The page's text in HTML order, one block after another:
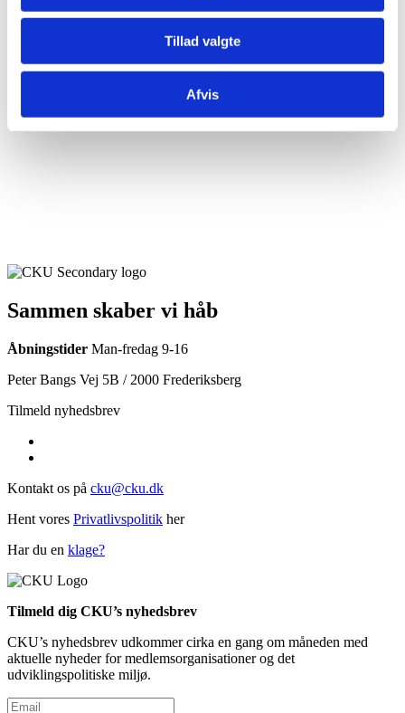
Tillad valgte
Afvis
Sammen skaber vi håb
Åbningstider Man-fredag 9-16
Peter Bangs Vej 5B / 2000 Frederiksberg
Tilmeld nyhedsbrev
Kontakt os på cku@cku.dk
Hent vores Privatlivspolitik her
Har du en klage?
Tilmeld dig CKU’s nyhedsbrev
CKU’s nyhedsbrev udkommer cirka en gang om måneden med
aktuelle nyheder for medlemsorganisationer og det
udviklingspolitiske miljø.